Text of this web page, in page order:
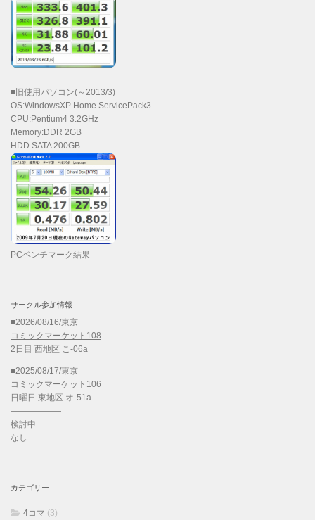
■旧使用パソコン(～2013/3)
OS:WindowsXP Home ServicePack3
CPU:Pentium4 3.2GHz
Memory:DDR 2GB
HDD:SATA 200GB
PCベンチマーク結果
サークル参加情報
■2026/08/16/東京
コミックマーケット108
2日目 西地区 こ-06a
■2025/08/17/東京
コミックマーケット106
日曜日 東地区 オ-51a
——————
検討中
なし
カテゴリー
4コマ (3)